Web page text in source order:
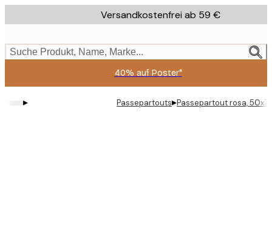
to
content.
Versandkostenfrei ab 59 €
Suche Produkt, Name, Marke...
40% auf Poster*
▸ Passepartouts▸Passepartout rosa,